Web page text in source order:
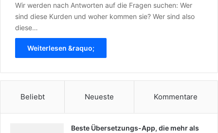
Wir werden nach Antworten auf die Fragen suchen: Wer
sind diese Kurden und woher kommen sie? Wer sind also
diese…
Weiterlesen &raquo;
Beliebt Neueste Kommentare
Beste Übersetzungs-App, die mehr als